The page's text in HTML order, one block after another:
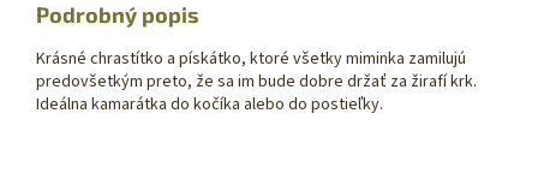
Podrobný popis
Krásné chrastítko a pískátko, ktoré všetky miminka zamilujú
predovšetkým preto, že sa im bude dobre držať za žirafí krk.
Ideálna kamarátka do kočíka alebo do postieľky.